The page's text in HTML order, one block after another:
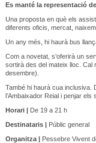
Es manté la representació
Una proposta en què els
diferents oficis, mercat,
Un any més, hi haurà bus
Com a novetat, s’oferirà un
sortirà des del mateix lloc. Cal
desembre).
També hi haurà cua inclusiva.
l’Ambaixador Reial i penjar els
Horari |De 19 a 21 h
Destinataris |Públic general
Organitza |Pessebre Vivent